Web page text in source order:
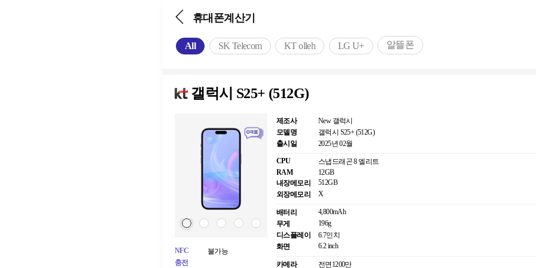
휴대폰계산기
All SK Telecom KT olleh LG U+ 알뜰폰
갤럭시 S25+ (512G)
NFC
불가능
충전
제조사
New 갤럭시
모델명
갤럭시 S25+ (512G)
출시일
2025년 02월
CPU
스냅드래곤 8 엘리트
RAM
12GB
내장메모리
512GB
외장메모리
X
배터리
4,800mAh
무게
196g
디스플레이
6.7인치
화면
6.2 inch
카메라 전면 1200만